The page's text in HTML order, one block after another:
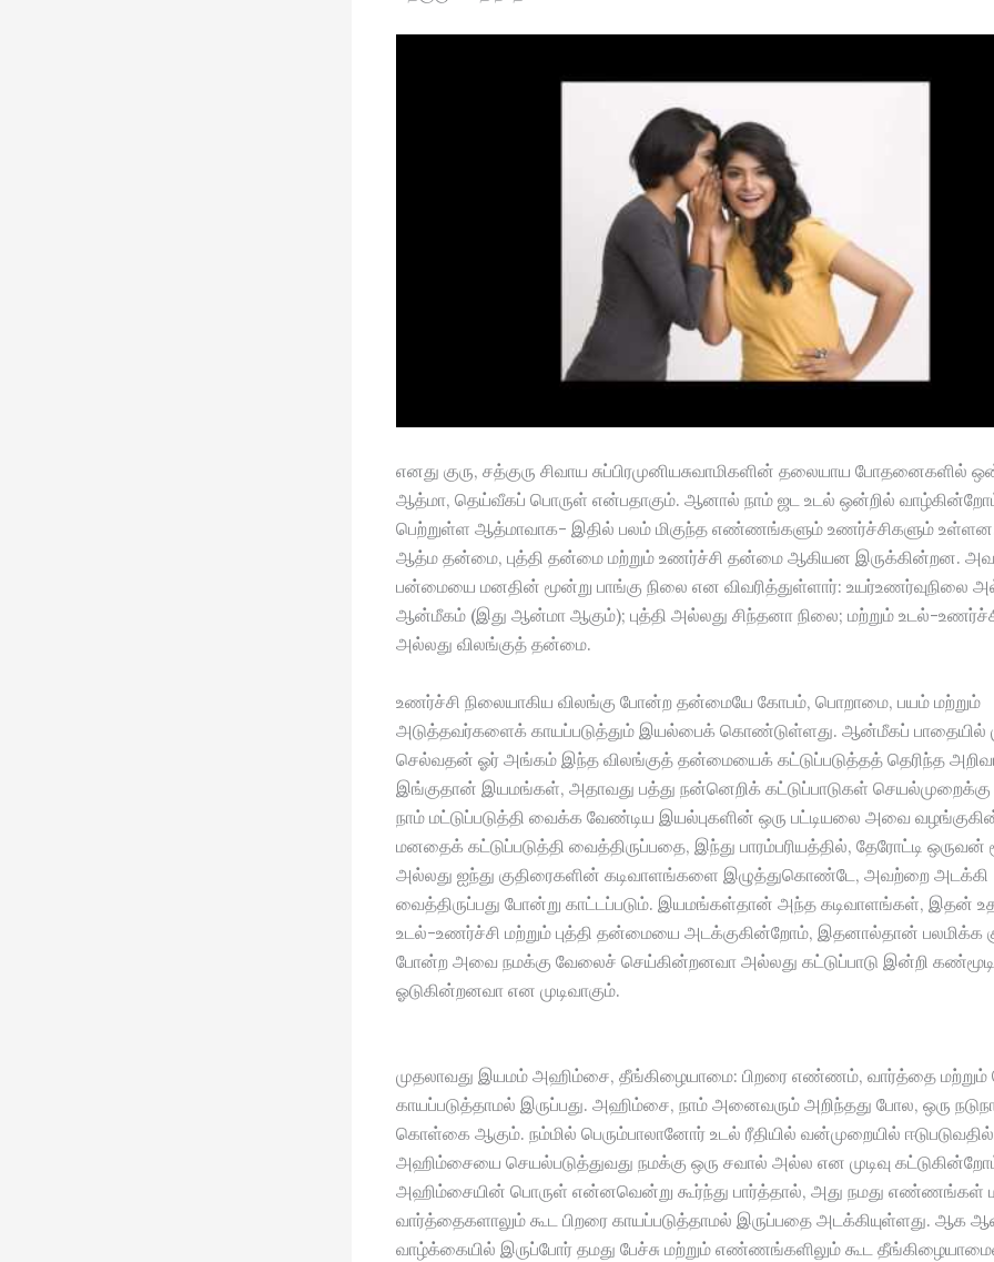
எனது குரு, சத்குரு சிவாய சுப்பிரமுனியசுவாமிகளின் தலையாய போதனைகளில்
ஆத்மா, தெய்வீகப் பொருள் என்பதாகும். ஆனால் நாம் ஜட உடல் ஒன்றில்
பெற்றுள்ள ஆத்மாவாக- இதில் பலம் மிகுந்த எண்ணங்களும் உணர்ச்சிகளும்
ஆத்ம தன்மை, புத்தி தன்மை மற்றும் உணர்ச்சி தன்மை ஆகியன இருக்கின்றன.
பன்மையை மனதின் மூன்று பாங்கு நிலை என விவரித்துள்ளார்: உயர்உணர்வுநிலை
ஆன்மீகம் (இது ஆன்மா ஆகும்); புத்தி அல்லது சிந்தனா நிலை; மற்றும் உடல்-
அல்லது விலங்குத் தன்மை.
உணர்ச்சி நிலையாகிய விலங்கு போன்ற தன்மையே கோபம், பொறாமை, பயம் மற்றும்
அடுத்தவர்களைக் காயப்படுத்தும் இயல்பைக் கொண்டுள்ளது. ஆன்மீகப் பாதையில்
செல்வதன் ஓர் அங்கம் இந்த விலங்குத் தன்மையைக் கட்டுப்படுத்தத் தெரிந்த
இங்குதான் இயமங்கள், அதாவது பத்து நன்னெறிக் கட்டுப்பாடுகள்
நாம் மட்டுப்படுத்தி வைக்க வேண்டிய இயல்புகளின் ஒரு பட்டியலை அவை
மனதைக் கட்டுப்படுத்தி வைத்திருப்பதை, இந்து பாரம்பரியத்தில், தேரோட்டி ஒருவன்
அல்லது ஐந்து குதிரைகளின் கடிவாளங்களை இழுத்துகொண்டே, அவற்றை அடக்கி
வைத்திருப்பது போன்று காட்டப்படும். இயமங்கள்தான் அந்த கடிவாளங்கள், இதன்
உடல்-உணர்ச்சி மற்றும் புத்தி தன்மையை அடக்குகின்றோம், இதனால்தான் பலமிக்க
போன்ற அவை நமக்கு வேலைச் செய்கின்றனவா அல்லது கட்டுப்பாடு இன்றி
ஓடுகின்றனவா என முடிவாகும்.
முதலாவது இயமம் அஹிம்சை, தீங்கிழையாமை: பிறரை எண்ணம், வார்த்தை
காயப்படுத்தாமல் இருப்பது. அஹிம்சை, நாம் அனைவரும் அறிந்தது போல, ஒரு
கொள்கை ஆகும். நம்மில் பெரும்பாலானோர் உடல் ரீதியில் வன்முறையில்
அஹிம்சையை செயல்படுத்துவது நமக்கு ஒரு சவால் அல்ல என முடிவு
அஹிம்சையின் பொருள் என்னவென்று கூர்ந்து பார்த்தால், அது நமது எண்ணங்கள்
வார்த்தைகளாலும் கூட பிறரை காயப்படுத்தாமல் இருப்பதை அடக்கியுள்ளது. ஆக
வாழ்க்கையில் இருப்போர் தமது பேச்சு மற்றும் எண்ணங்களிலும் கூட